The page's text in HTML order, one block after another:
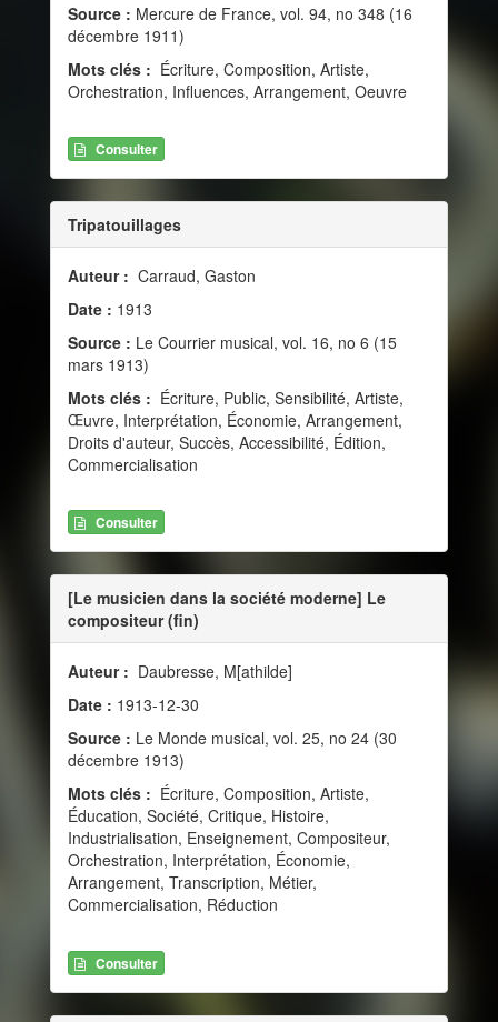
Source : Mercure de France, vol. 94, no 348 (16
décembre 1911)
Mots clés : Écriture, Composition, Artiste,
Orchestration, Influences, Arrangement, Oeuvre
Consulter
Tripatouillages
Auteur : Carraud, Gaston
Date : 1913
Source : Le Courrier musical, vol. 16, no 6 (15
mars 1913)
Mots clés : Écriture, Public, Sensibilité, Artiste,
Œuvre, Interprétation, Économie, Arrangement,
Droits d'auteur, Succès, Accessibilité, Édition,
Commercialisation
Consulter
[Le musicien dans la société moderne] Le
compositeur (fin)
Auteur : Daubresse, M[athilde]
Date : 1913-12-30
Source : Le Monde musical, vol. 25, no 24 (30
décembre 1913)
Mots clés : Écriture, Composition, Artiste,
Éducation, Société, Critique, Histoire,
Industrialisation, Enseignement, Compositeur,
Orchestration, Interprétation, Économie,
Arrangement, Transcription, Métier,
Commercialisation, Réduction
Consulter